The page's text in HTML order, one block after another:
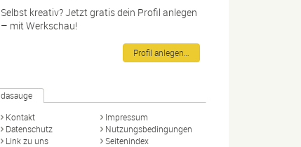
Selbst kreativ? Jetzt gratis dein Profil anlegen
– mit Werkschau!
Profil anlegen…
dasauge
Kontakt
Impressum
Datenschutz
Nutzungsbedingungen
Link zu uns
Seitenindex